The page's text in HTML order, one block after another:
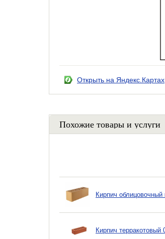
Открыть на Яндекс.Картах
Похожие товары и услуги
Кирпич
Кирпич